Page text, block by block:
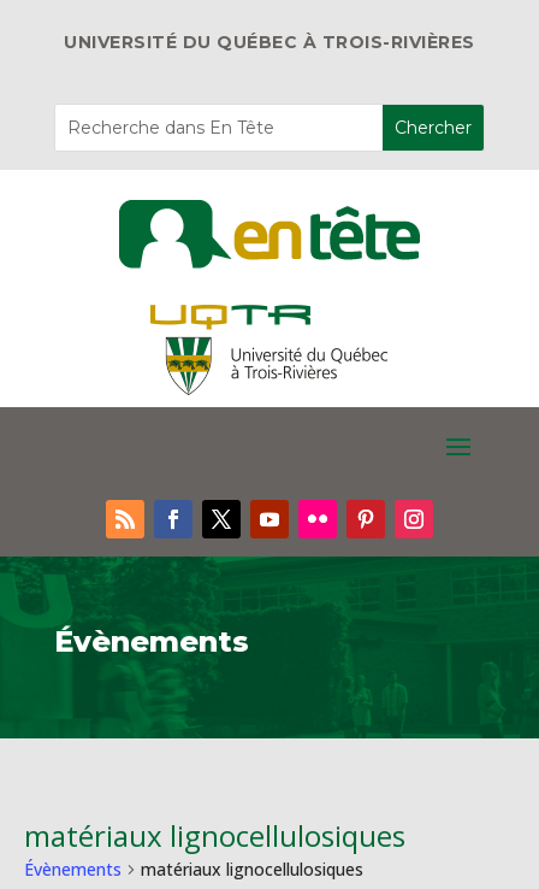
UNIVERSITÉ DU QUÉBEC À TROIS-RIVIÈRES
Évènements
matériaux lignocellulosiques
Évènements matériaux lignocellulosiques